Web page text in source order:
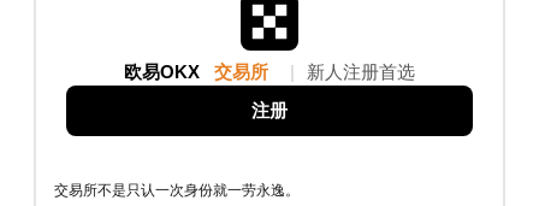
欧易OKX 交易所 新人注册首选
注册
交易所不是只认一次身份就一劳永逸。